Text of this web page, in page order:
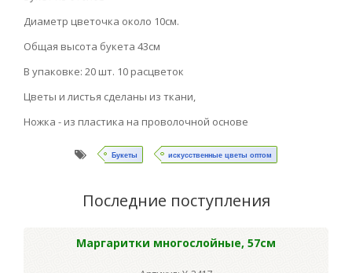
Диаметр цветочка около 10см.
Общая высота букета 43см
В упаковке: 20 шт. 10 расцветок
Цветы и листья сделаны из ткани,
Ножка - из пластика на проволочной основе
Букеты искусственные цветы оптом
Последние поступления
Маргаритки многослойные, 57см